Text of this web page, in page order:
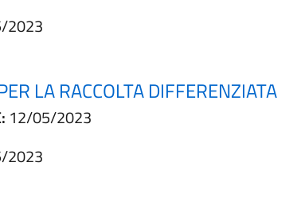
2023
LA RACCOLTA DIFFERENZIATA
12/05/2023
2023